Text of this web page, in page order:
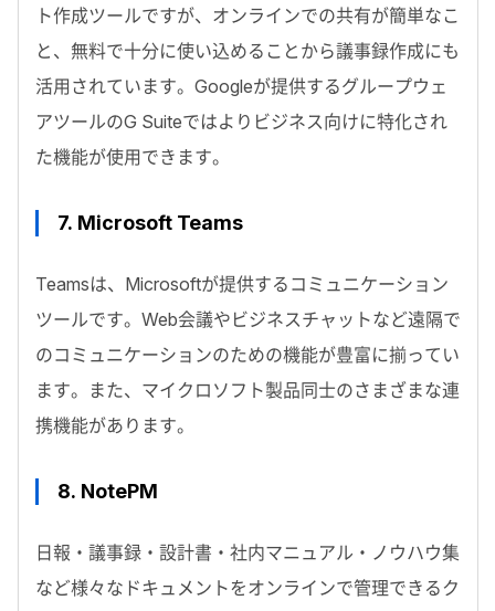
ト作成ツールですが、オンラインでの共有が簡単なこ
と、無料で十分に使い込めることから議事録作成にも
活用されています。Googleが提供するグループウェ
アツールのG Suiteではよりビジネス向けに特化され
た機能が使用できます。
7. Microsoft Teams
Teamsは、Microsoftが提供するコミュニケーション
ツールです。Web会議やビジネスチャットなど遠隔で
のコミュニケーションのための機能が豊富に揃ってい
ます。また、マイクロソフト製品同士のさまざまな連
携機能があります。
8. NotePM
日報・議事録・設計書・社内マニュアル・ノウハウ集
など様々なドキュメントをオンラインで管理できるク